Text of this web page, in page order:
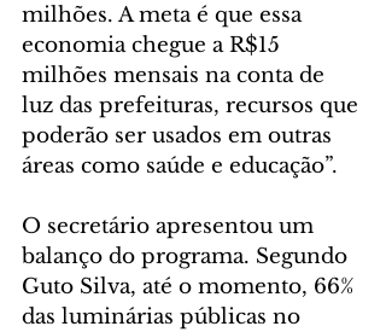
milhões. A meta é que essa
economia chegue a R$15
milhões mensais na conta de
luz das prefeituras, recursos que
poderão ser usados em outras
áreas como saúde e educação”.
O secretário apresentou um
balanço do programa. Segundo
Guto Silva, até o momento, 66%
das luminárias públicas no